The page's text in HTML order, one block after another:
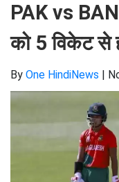
PAK vs
को 5 विकेट से
By One HindiNews |